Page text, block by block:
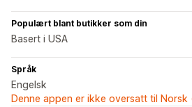
Populært blant butikker som din
Basert i USA
Språk
Engelsk
Denne appen er ikke oversatt til Norsk